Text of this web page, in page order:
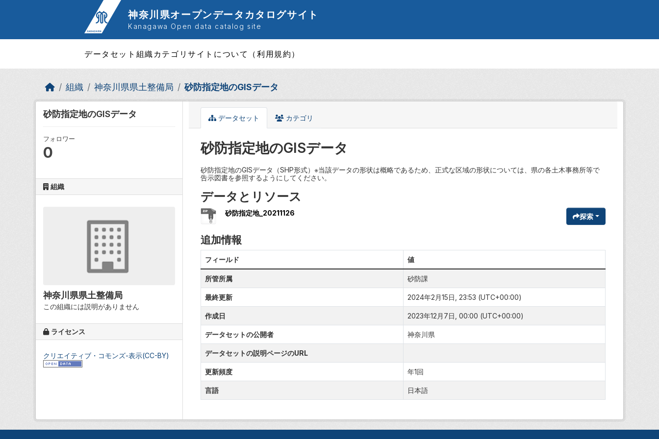
神奈川県オープンデータカタログサイト
Kanagawa Open data catalog site
データセット 組織 カテゴリサイトについて（利用規約）
組織 神奈川県県土整備局 砂防指定地のGISデータ
砂防指定地のGISデータ
フォロワー
0
組織
神奈川県県土整備局
この組織には説明がありません
ライセンス
クリエイティブ・コモンズ-表示(CC-BY)
データセット カテゴリ
砂防指定地のGISデータ
砂防指定地のGISデータ（SHP形式）※当該データの形状は概略であるため、正式な区域の形状については、県の各土木事務所等で
告示図書を参照するようにしてください。
データとリソース
砂防指定地_20211126 探索
追加情報
フィールド 値
所管所属 砂防課
最終更新 2024年2月15日, 23:53 (UTC+00:00)
作成日 2023年12月7日, 00:00 (UTC+00:00)
データセットの公開者 神奈川県
データセットの説明ページのURL
更新頻度 年1回
言語 日本語